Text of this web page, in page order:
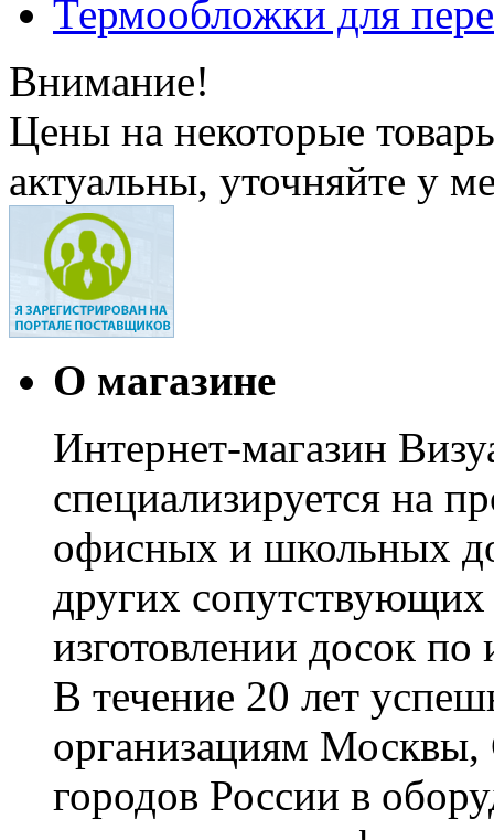
Термообложки для
Внимание!
Цены на некоторые
актуальны, уточняйте у
О магазине
Интернет-магазин
специализируется на
офисных и школьных
других сопутствующих
изготовлении досок по
В течение 20 лет
организациям Москвы,
городов России в